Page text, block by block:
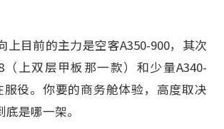
上目前的主力是空客A350-900，其次
（上双层甲板那一款）和少量A340-
服役。你要的商务舱体验，高度取决
是哪一架。